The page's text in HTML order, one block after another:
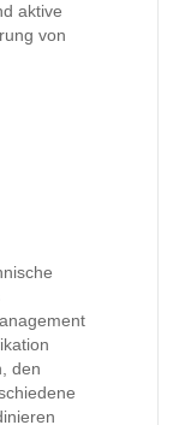
aktive
von
den